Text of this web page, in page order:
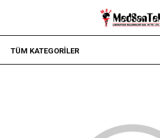
TÜM KATEGORİLER